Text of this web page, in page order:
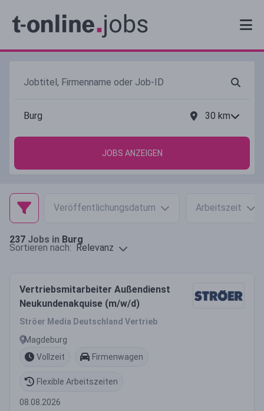
30 km
JOBS ANZEIGEN
Veröffentlichungsdatum Arbeitszeit
237 Jobs in Burg
Sortieren nach: Relevanz
Vertriebsmitarbeiter Außendienst
Neukundenakquise (m/w/d)
Ströer Media Deutschland Vertrieb
Magdeburg
Vollzeit
Firmenwagen
Flexible Arbeitszeiten
08.08.2026